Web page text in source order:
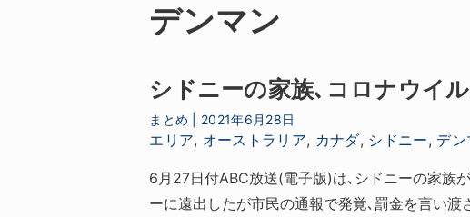
デンマン
シドニーの家族､コロナウイ
まとめ 2021年6月28日
エリア, オーストラリア, カナダ, シドニー, デン
6月27日付ABC放送(電子版)は､シドニーの家族
ーに遠出したが市民の通報で発覚､罰金を言い